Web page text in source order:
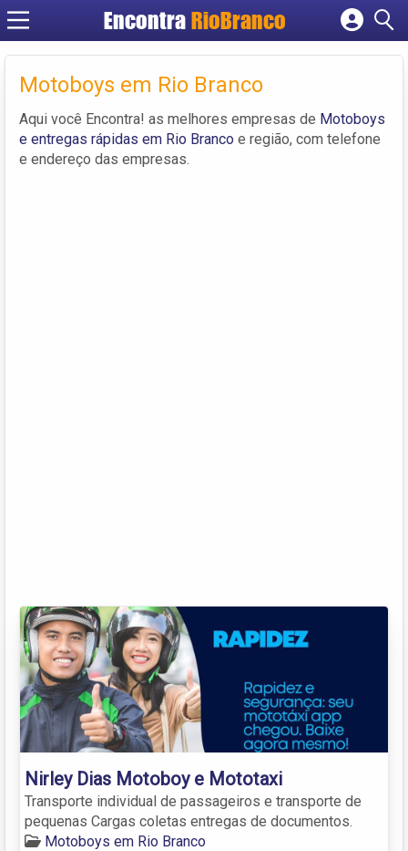
Encontra RioBranco
Cadastrar empresa
Criar conta
Motoboys em Rio Branco
Aqui você Encontra! as melhores empresas de Motoboys
e entregas rápidas em Rio Branco e região, com telefone
e endereço das empresas.
Nirley Dias Motoboy e Mototaxi
Transporte individual de passageiros e transporte de
pequenas Cargas coletas entregas de documentos.
Motoboys em Rio Branco